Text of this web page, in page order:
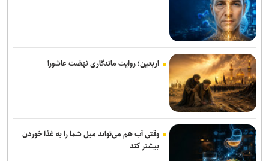
عرضه شد
دستگاه مترجم جیبی جدید گوگل بدون نیاز به اینترنت مکالمات را ترجمه
می‌کند
دریافت کنند
کاربران بعد از این می‌توانند از هر نقطه دارای اینترنت با شماره ثابت
تماس بگیرند
اربعین؛ روایت ماندگاری نهضت عاشورا
وقتی آب هم می‌تواند میل شما را به غذا خوردن
بیشتر کند